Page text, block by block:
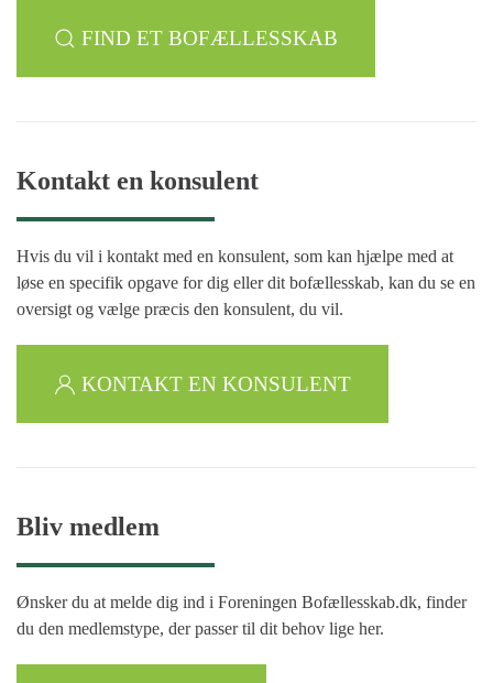
FIND ET BOFÆLLESSKAB
Kontakt en konsulent
Hvis du vil i kontakt med en konsulent, som kan hjælpe med at
løse en specifik opgave for dig eller dit bofællesskab, kan du se en
oversigt og vælge præcis den konsulent, du vil.
KONTAKT EN KONSULENT
Bliv medlem
Ønsker du at melde dig ind i Foreningen Bofællesskab.dk, finder
du den medlemstype, der passer til dit behov lige her.